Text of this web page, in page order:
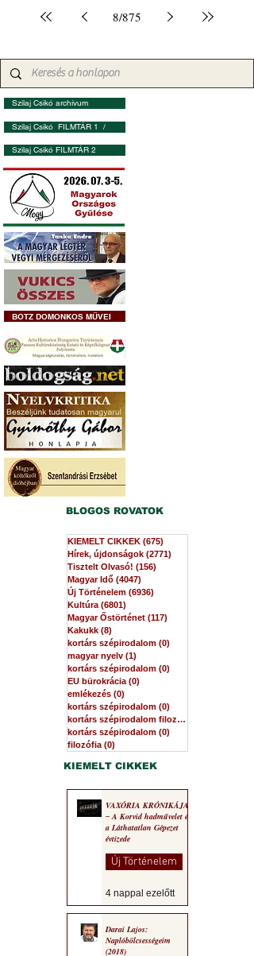
8/875
Szilaj Csikó archívum
Szilaj Csikó FILMTÁR 1 /
Szilaj Csikó FILMTÁR 2
BOTZ DOMONKOS MŰVEI
BLOGOS ROVATOK
KIEMELT CIKKEK (675)
Hírek, újdonságok (2771)
Tisztelt Olvasó! (156)
Magyar Idő (4047)
Új Történelem (6936)
Kultúra (6801)
Magyar Őstörténet (117)
Kakukk (8)
kortárs szépirodalom (0)
magyar nyelv (1)
kortárs szépirodalom (0)
EU bürokrácia (0)
emlékezés (0)
kortárs szépirodalom (0)
kortárs szépirodalom filozófia
kortárs szépirodalom (0)
filozófia (0)
KIEMELT CIKKEK
VAXÓRIA KRÓNIKÁJA
‒ A Korvid hadművelet és
a Láthatatlan Gépezet
évtizede
Új Történelem
4 nappal ezelőtt
Darai Lajos:
Naplóbölcsességeim
(2018)